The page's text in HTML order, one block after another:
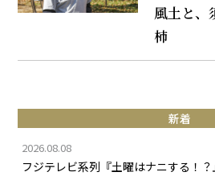
風土と、
柿
新着
2026.08.08
フジテレビ系列『土曜はナニする！